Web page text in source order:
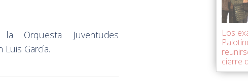
Orquesta Juventudes
Luis García.
Los
cierre